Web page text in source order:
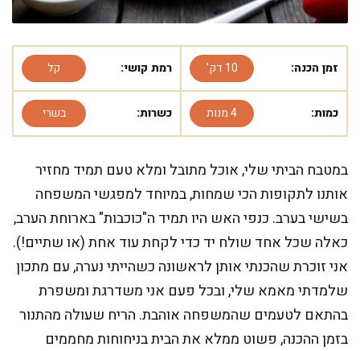
זמן הכנה: 10 דק' רמת קושי: קל
כמות: 4 מנות כשרות: בשרי
במטבח הביתי שלי, אוכל מתובל ומלא טעם תמיד מחזיר
אותנו לתקופות הכי שמחות, במיוחד למפגשי המשפחה
בשישי בערב. כנפי האש היו תמיד ה"כוכבות" בארוחת הערב,
כאלה שכל אחד שולח יד כדי לקחת עוד אחת (או שתיים!).
אני זוכרת שהכנתי אותן לראשונה כשהייתי נערה, עם מתכון
שלמדתי מאמא שלי, ובכל פעם אני משדרגת ומשפרת
בהתאם לטעמים שהמשפחה אוהבת. הריח שעולה מהתנור
בזמן ההכנה, פשוט ממלא את הבית בניחוחות מחממים